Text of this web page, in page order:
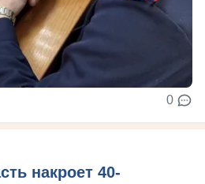
0
накроет 40-